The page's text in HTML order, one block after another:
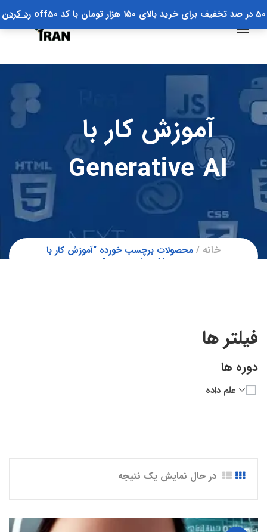
50 در صد تخفیف برای خرید بالای ۱۵۰ هزار تومان با کد off50 رد کردن
آموزش کار با
Generative AI
خانه
محصولات برچسب خورده “آموزش کار با
generative AI”
در حال نمایش یک نتیجه
فیلتر ها
دوره ها
علم داده